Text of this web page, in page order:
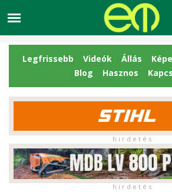
Legfrissebb Videók Állás
Blog
Hasznos
h i r d e t é s
h i r d e t é s